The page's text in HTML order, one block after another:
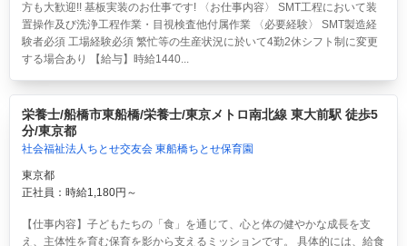
方も大歓迎!! 基板実装のお仕事です! 〈お仕事内容〉 SMT工程において装
置操作及び洗浄工程作業・目視検査他付属作業 〈必要経験〉 SMT製造経
験者必須 工場経験必須 繁忙等の生産状況に於いて4勤2休シフト制に変更
する場合あり 【給与】時給1440...
栄養士/船橋市東船橋/栄養士/東京メトロ南北線 東大前駅 徒歩5
分/東京都
社会福祉法人ちとせ交友会 東船橋ちとせ保育園
東京都
正社員：時給1,180円～
【仕事内容】子どもたちの「食」を通じて、心と体の健やかな成長を支
え、主体性を育む保育を影から支えるミッションです。 具体的には、給食